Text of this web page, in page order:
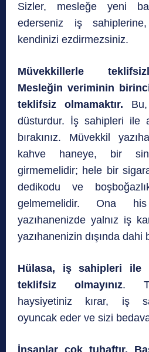
Sizler, mesleğe yeni
ederseniz iş
kendinizi ezdirmezsiniz.
Müvekkillerle
Mesleğin veriminin
teklifsiz olmamaktır.
düsturdur. İş sahipleri ile
bırakınız. Müvekkil
kahve haneye, bir
girmemelidir; hele bir
dedikodu ve
gelmemelidir. Ona
yazıhanenizde yalnız iş
yazıhanenizin dışında dahi
Hülasa, iş sahipleri ile
teklifsiz olmayınız.
haysiyetiniz kırar, iş
oyuncak eder ve sizi